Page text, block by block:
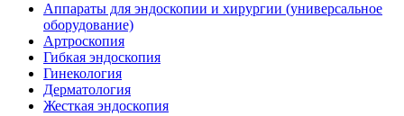
Аппараты для эндоскопии и хирургии (универсальное
оборудование)
Артроскопия
Гибкая эндоскопия
Гинекология
Дерматология
Жесткая эндоскопия